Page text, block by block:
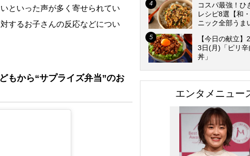
といった声が多く寄せられてい
するお子さんの反応などについ
もから“サプライズ弁当”のお
コスパ最強！ひ
レシピ8選【和
ニック全部うま
【今日の献立】
3日(月)「ピリ辛
丼」
エンタメニュー